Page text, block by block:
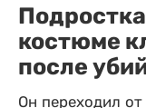
костюме
после
Он переходил